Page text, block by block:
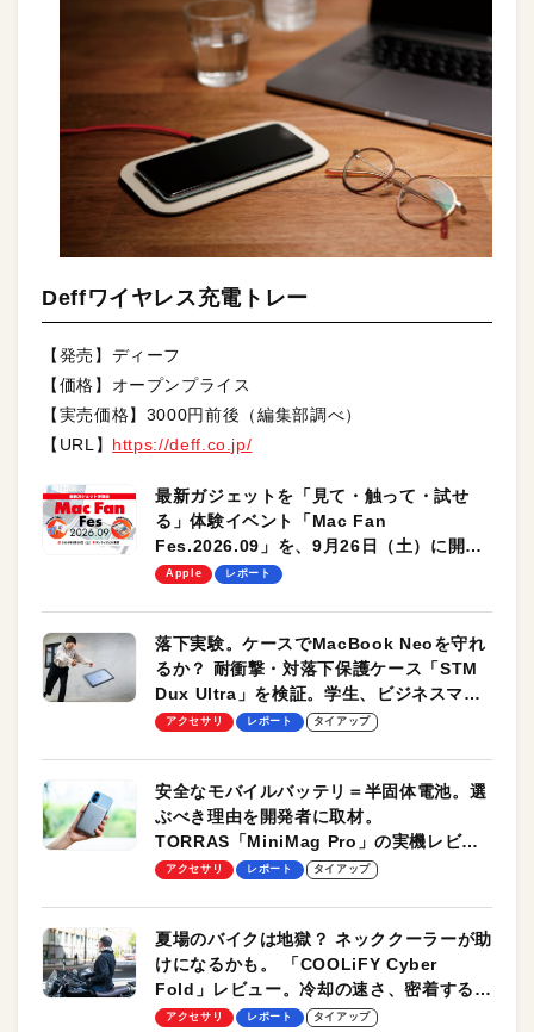
Deffワイヤレス充電トレー
【発売】ディーフ
【価格】オープンプライス
【実売価格】3000円前後（編集部調べ）
【URL】 https://deff.co.jp/
最新ガジェットを「見て・触って・試せ
る」体験イベント「Mac Fan
Fes.2026.09」を、9月26日（土）に開催
します！
Apple レポート
落下実験。ケースでMacBook Neoを守れ
るか？ 耐衝撃・対落下保護ケース「STM
Dux Ultra」を検証。学生、ビジネスマン
のモバイルユースに最適！
アクセサリ レポート タイアップ
安全なモバイルバッテリ＝半固体電池。選
ぶべき理由を開発者に取材。
TORRAS「MiniMag Pro」の実機レビュ
ーも
アクセサリ レポート タイアップ
夏場のバイクは地獄？ ネッククーラーが助
けになるかも。 「COOLiFY Cyber
Fold」レビュー。冷却の速さ、密着する冷
却プレート、シンプルな操作性がグッド！
アクセサリ レポート タイアップ